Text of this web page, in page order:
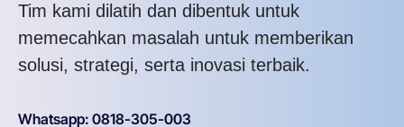
Tim kami dilatih dan dibentuk untuk
memecahkan masalah untuk memberikan
solusi, strategi, serta inovasi terbaik.
Whatsapp: 0818-305-003